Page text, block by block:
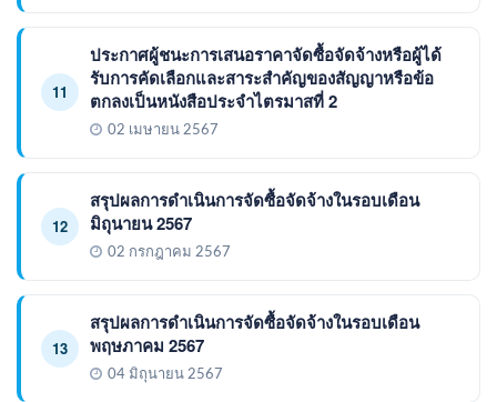
11
ประกาศผู้ชนะการเสนอราคาจัดซื้อจัดจ้างหรือผู้ได้
รับการคัดเลือกและสาระสำคัญของสัญญาหรือข้อ
ตกลงเป็นหนังสือประจำไตรมาสที่ 2
02 เมษายน 2567
12
สรุปผลการดำเนินการจัดซื้อจัดจ้างในรอบเดือน
มิถุนายน 2567
02 กรกฎาคม 2567
13
สรุปผลการดำเนินการจัดซื้อจัดจ้างในรอบเดือน
พฤษภาคม 2567
04 มิถุนายน 2567